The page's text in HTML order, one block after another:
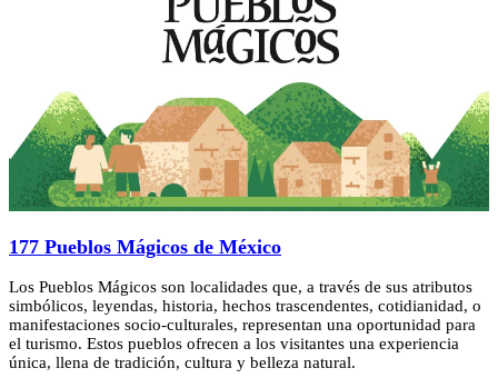
177 Pueblos Mágicos de México
Los Pueblos Mágicos son localidades que, a través de sus atributos
simbólicos, leyendas, historia, hechos trascendentes, cotidianidad, o
manifestaciones socio-culturales, representan una oportunidad para
el turismo. Estos pueblos ofrecen a los visitantes una experiencia
única, llena de tradición, cultura y belleza natural.